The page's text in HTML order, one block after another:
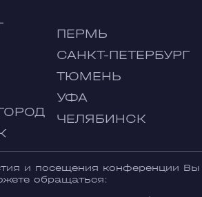
ПЕРМЬ
САНКТ-ПЕТЕРБУРГ
ТЮМЕНЬ
УФА
ЧЕЛЯБИНСК
и посещения конференции Вы
обращаться: